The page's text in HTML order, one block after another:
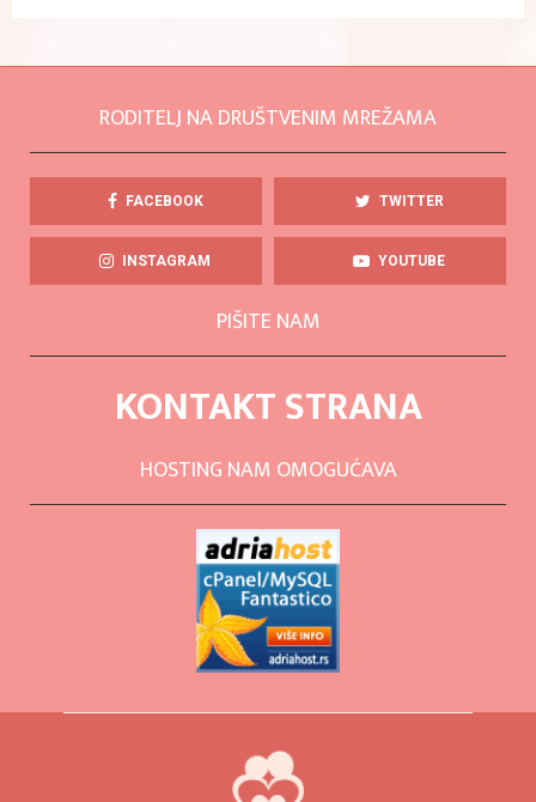
RODITELJ NA DRUŠTVENIM MREŽAMA
FACEBOOK TWITTER
INSTAGRAM YOUTUBE
PIŠITE NAM
KONTAKT STRANA
HOSTING NAM OMOGUĆAVA